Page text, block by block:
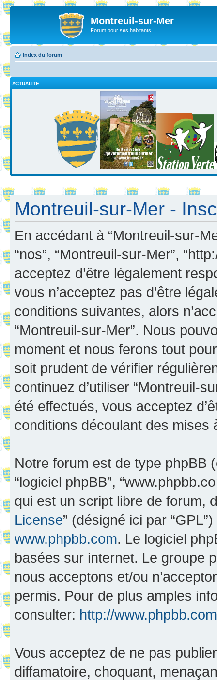
Montreuil-sur-Mer
Forum pour ses habitants
Index du forum
ACTUALITE
Montreuil-sur-Mer -
En accédant à “Montreuil-sur-
“nos”, “Montreuil-sur-Mer”,
acceptez d’être légalement
vous n’acceptez pas d’être
conditions suivantes, alors
“Montreuil-sur-Mer”. Nous
moment et nous ferons tout
soit prudent de vérifier
continuez d’utiliser “Montreuil-
été effectués, vous acceptez
conditions découlant des mises
Notre forum est de type phpBB
“logiciel phpBB”,
qui est un script libre de forum,
License” (désigné ici par
www.phpbb.com. Le logiciel
basées sur internet. Le groupe
nous acceptons et/ou
permis. Pour de plus amples
consulter: http://
Vous acceptez de ne pas
diffamatoire, choquant,